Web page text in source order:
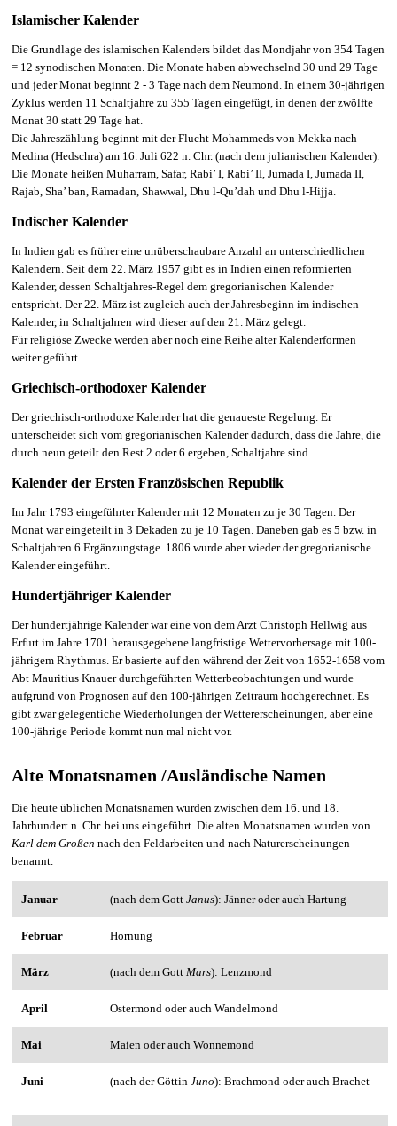
Islamischer Kalender
Die Grundlage des islamischen Kalenders bildet das Mondjahr von 354 Tagen
= 12 synodischen Monaten. Die Monate haben abwechselnd 30 und 29 Tage
und jeder Monat beginnt 2 - 3 Tage nach dem Neumond. In einem 30-jährigen
Zyklus werden 11 Schaltjahre zu 355 Tagen eingefügt, in denen der zwölfte
Monat 30 statt 29 Tage hat.
Die Jahreszählung beginnt mit der Flucht Mohammeds von Mekka nach
Medina (Hedschra) am 16. Juli 622 n. Chr. (nach dem julianischen Kalender).
Die Monate heißen Muharram, Safar, Rabi’ I, Rabi’ II, Jumada I, Jumada II,
Rajab, Sha’ ban, Ramadan, Shawwal, Dhu l-Qu’dah und Dhu l-Hijja.
Indischer Kalender
In Indien gab es früher eine unüberschaubare Anzahl an unterschiedlichen
Kalendern. Seit dem 22. März 1957 gibt es in Indien einen reformierten
Kalender, dessen Schaltjahres-Regel dem gregorianischen Kalender
entspricht. Der 22. März ist zugleich auch der Jahresbeginn im indischen
Kalender, in Schaltjahren wird dieser auf den 21. März gelegt.
Für religiöse Zwecke werden aber noch eine Reihe alter Kalenderformen
weiter geführt.
Griechisch-orthodoxer Kalender
Der griechisch-orthodoxe Kalender hat die genaueste Regelung. Er
unterscheidet sich vom gregorianischen Kalender dadurch, dass die Jahre, die
durch neun geteilt den Rest 2 oder 6 ergeben, Schaltjahre sind.
Kalender der Ersten Französischen Republik
Im Jahr 1793 eingeführter Kalender mit 12 Monaten zu je 30 Tagen. Der
Monat war eingeteilt in 3 Dekaden zu je 10 Tagen. Daneben gab es 5 bzw. in
Schaltjahren 6 Ergänzungstage. 1806 wurde aber wieder der gregorianische
Kalender eingeführt.
Hundertjähriger Kalender
Derhundertjährige Kalenderwar eine von dem Arzt Christoph Hellwig aus
Erfurt im Jahre 1701 herausgegebene langfristige Wettervorhersage mit 100-
jährigem Rhythmus. Er basierte auf den während der Zeit von 1652-1658 vom
Abt Mauritius Knauer durchgeführten Wetterbeobachtungen und wurde
aufgrund von Prognosen auf den 100-jährigen Zeitraum hochgerechnet. Es
gibt zwar gelegentiche Wiederholungen der Wettererscheinungen, aber eine
100-jährige Periode kommt nun mal nicht vor.
Alte Monatsnamen /Ausländische Namen
Die heute üblichen Monatsnamen wurden zwischen dem 16. und 18.
Jahrhundert n. Chr. bei uns eingeführt. Die alten Monatsnamen wurden von
Karl dem Großen nach den Feldarbeiten und nach Naturerscheinungen
benannt.
Januar (nach dem Gott Janus): Jänner oder auch Hartung
Februar Hornung
März (nach dem Gott Mars): Lenzmond
April Ostermond oder auch Wandelmond
Mai Maien oder auch Wonnemond
Juni (nach der Göttin Juno): Brachmond oder auch Brachet